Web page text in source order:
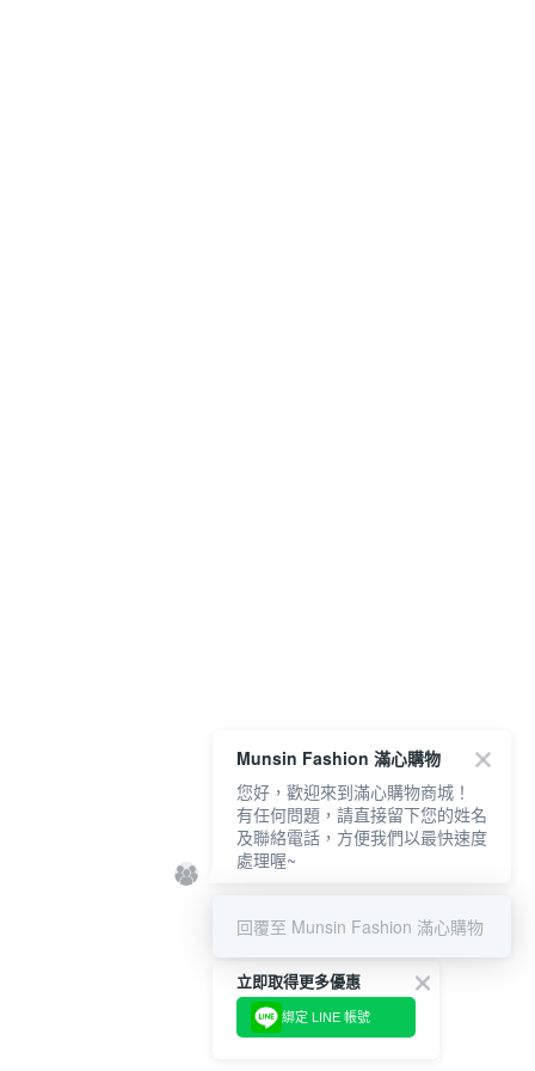
立即取得更多優惠
綁定 LINE 帳號
Munsin Fashion 滿心購物
您好，歡迎來到滿心購物商城！
有任何問題，請直接留下您的姓名
及聯絡電話，方便我們以最快速度
處理喔~
回覆至 Munsin Fashion 滿心購物